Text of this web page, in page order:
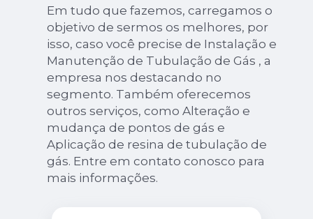
Em tudo que fazemos, carregamos o
objetivo de sermos os melhores, por
isso, caso você precise de Instalação e
Manutenção de Tubulação de Gás , a
empresa nos destacando no
segmento. Também oferecemos
outros serviços, como Alteração e
mudança de pontos de gás e
Aplicação de resina de tubulação de
gás. Entre em contato conosco para
mais informações.